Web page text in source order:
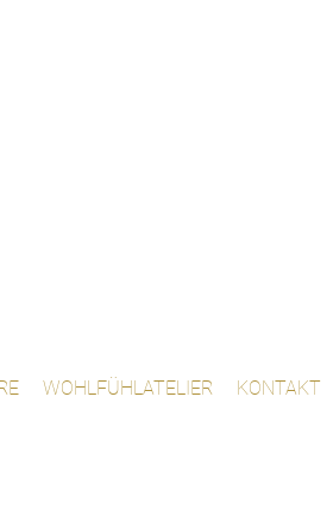
WOHLFÜHLATELIER KONTAKT